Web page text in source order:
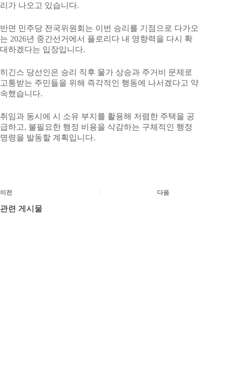
리가 나오고 있습니다.
반면 민주당 전국위원회는 이번 승리를 기점으로 다가오
는 2026년 중간선거에서 플로리다 내 영향력을 다시 확
대하겠다는 입장입니다.
히긴스 당선인은 승리 직후 물가 상승과 주거비 문제로
고통받는 주민들을 위해 즉각적인 행동에 나서겠다고 약
속했습니다.
취임과 동시에 시 소유 부지를 활용해 저렴한 주택을 공
급하고, 불필요한 행정 비용을 삭감하는 구체적인 행정
명령을 발동할 계획입니다.
이전 다음
관련 게시물